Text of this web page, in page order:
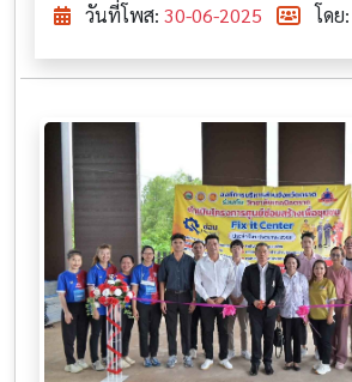
วันที่โพส: 30-06-2025 โดย